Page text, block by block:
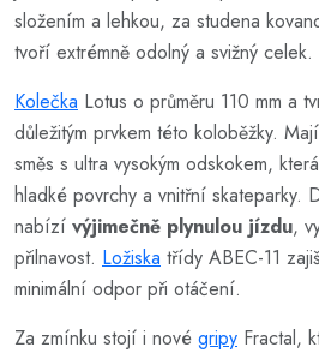
složením a lehkou, za studena
tvoří extrémně odolný a svižný celek.
Kolečka Lotus o průměru 110 mm a
důležitým prvkem této koloběžky.
směs s ultra vysokým odskokem,
hladké povrchy a vnitřní skateparky.
nabízí výjimečně plynulou jízdu,
přilnavost. Ložiska třídy ABEC-11
minimální odpor při otáčení.
Za zmínku stojí i nové gripy Fractal,